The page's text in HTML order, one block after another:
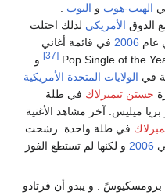
الهيب-هوب و البوب
الذوق الأمريكي لذلك احتلت
2006 في قائمة أغاني
[37]
و
في الولايات المتحدة الأمريكية
جستن تيمبرلاك في طلة
ميليس. آخر مشاهد الأغنية
في طلة واحدة. رشحت
2006 و لكنها لم تستطع الفوز
برومسكيوسً . و يبدو أن فرتادو